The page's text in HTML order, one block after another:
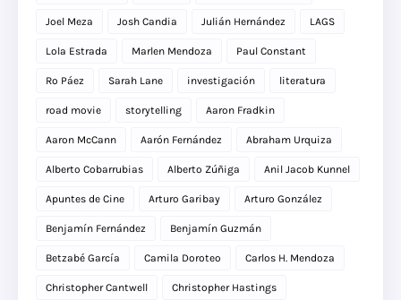
Joel Meza Josh Candia Julián Hernández LAGS
Lola Estrada Marlen Mendoza Paul Constant
Ro Páez Sarah Lane investigación literatura
road movie storytelling Aaron Fradkin
Aaron McCann Aarón Fernández Abraham Urquiza
Alberto Cobarrubias Alberto Zúñiga Anil Jacob Kunnel
Apuntes de Cine Arturo Garibay Arturo González
Benjamín Fernández Benjamín Guzmán
Betzabé García Camila Doroteo Carlos H. Mendoza
Christopher Cantwell Christopher Hastings